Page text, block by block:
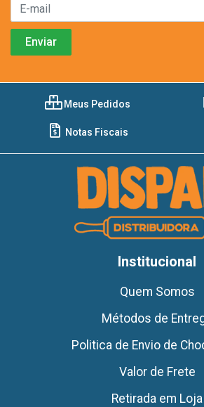
Meus Pedidos
Notas Fiscais
Institucional
Quem Somos
Métodos de
Politica de Envio de
Valor de Frete
Retirada em Loja